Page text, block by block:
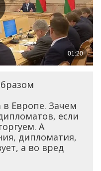
в Европе. Зачем
если
А
дипломатия,
а во вред